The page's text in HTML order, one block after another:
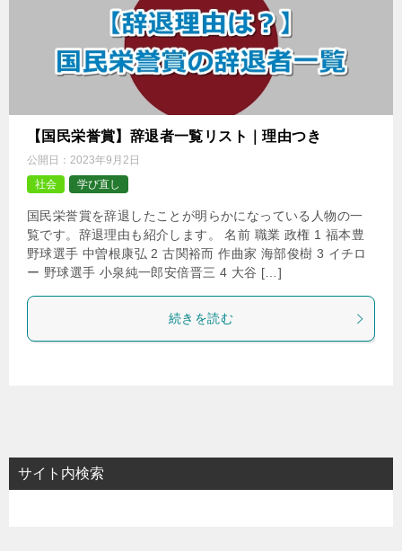
【国民栄誉賞】辞退者一覧リスト｜理由つき
公開日： 2023年9月2日
社会
学び直し
国民栄誉賞を辞退したことが明らかになっている人物の一
覧です。辞退理由も紹介します。 名前 職業 政権 1 福本豊
野球選手 中曽根康弘 2 古関裕而 作曲家 海部俊樹 3 イチロ
ー 野球選手 小泉純一郎安倍晋三 4 大谷 […]
続きを読む
サイト内検索